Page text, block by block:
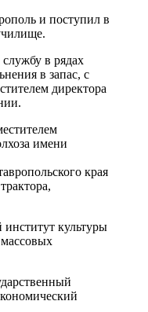
и поступил в
в рядах
в запас, с
директора
имени
края
культуры